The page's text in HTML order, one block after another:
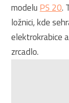
modelu PS 20.
ložnici, kde
elektrokrabice
zrcadlo.